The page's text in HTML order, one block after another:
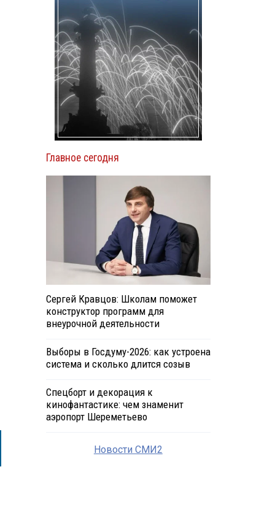
Главное сегодня
Сергей Кравцов: Школам поможет
конструктор программ для
внеурочной деятельности
Выборы в Госдуму-2026: как устроена
система и сколько длится созыв
Спецборт и декорация к
кинофантастике: чем знаменит
аэропорт Шереметьево
Новости СМИ2